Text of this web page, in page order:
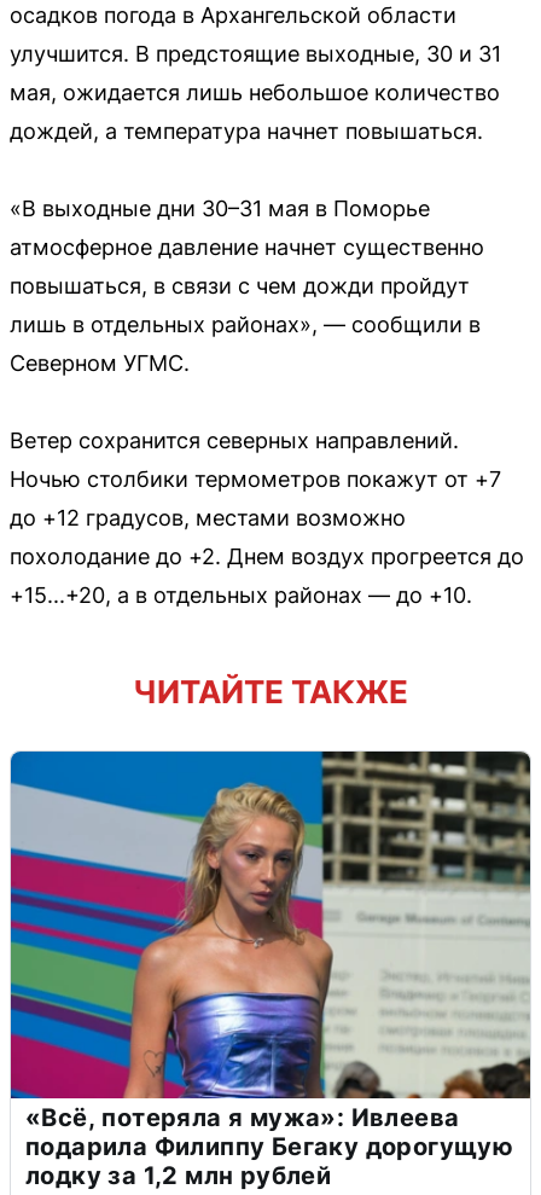
осадков погода в Архангельской области
улучшится. В предстоящие выходные, 30 и 31
мая, ожидается лишь небольшое количество
дождей, а температура начнет повышаться.
«В выходные дни 30–31 мая в Поморье
атмосферное давление начнет существенно
повышаться, в связи с чем дожди пройдут
лишь в отдельных районах», — сообщили в
Северном УГМС.
Ветер сохранится северных направлений.
Ночью столбики термометров покажут от +7
до +12 градусов, местами возможно
похолодание до +2. Днем воздух прогреется до
+15...+20, а в отдельных районах — до +10.
ЧИТАЙТЕ ТАКЖЕ
«Всё, потеряла я мужа»: Ивлеева
подарила Филиппу Бегаку дорогущую
лодку за 1,2 млн рублей